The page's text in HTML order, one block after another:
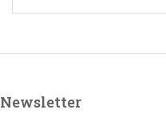
Newsletter